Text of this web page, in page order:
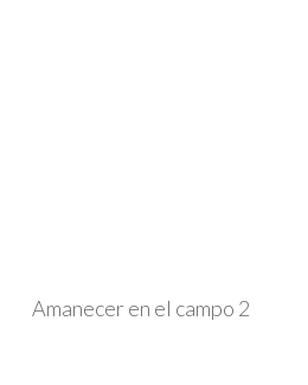
Amanecer en el campo 2